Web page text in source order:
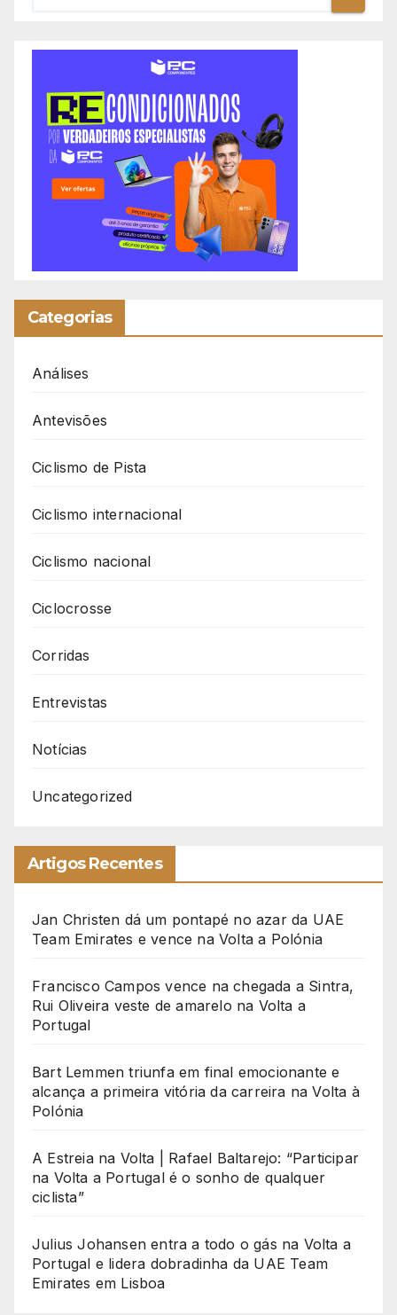
Categorias
Análises
Antevisões
Ciclismo de Pista
Ciclismo internacional
Ciclismo nacional
Ciclocrosse
Corridas
Entrevistas
Notícias
Uncategorized
Artigos Recentes
Jan Christen dá um pontapé no azar da UAE
Team Emirates e vence na Volta a Polónia
Francisco Campos vence na chegada a Sintra,
Rui Oliveira veste de amarelo na Volta a
Portugal
Bart Lemmen triunfa em final emocionante e
alcança a primeira vitória da carreira na Volta à
Polónia
A Estreia na Volta | Rafael Baltarejo: “Participar
na Volta a Portugal é o sonho de qualquer
ciclista”
Julius Johansen entra a todo o gás na Volta a
Portugal e lidera dobradinha da UAE Team
Emirates em Lisboa